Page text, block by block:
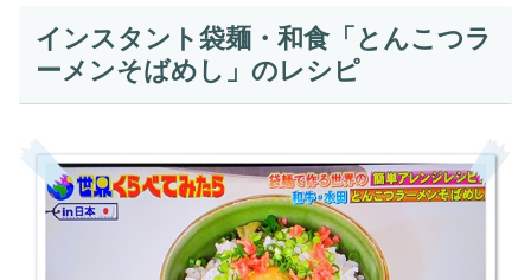
インスタント袋麺・和食「とんこつラ
ーメンそばめし」のレシピ